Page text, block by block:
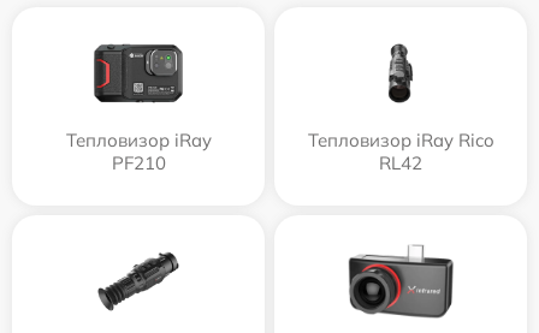
Тепловизор iRay
PF210
Тепловизор iRay Rico
RL42